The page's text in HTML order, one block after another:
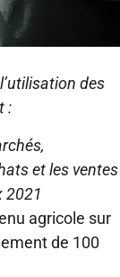
des
:
et les ventes
2021
agricole sur
de 100